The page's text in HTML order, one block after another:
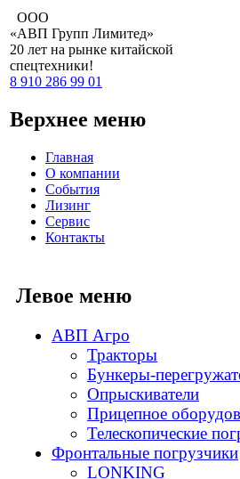
ООО
«АВП Групп Лимитед»
20 лет на рынке китайской
спецтехники!
8 910 286 99 01
Верхнее меню
Главная
О компании
События
Лизинг
Сервис
Контакты
Левое меню
АВП Агро
Тракторы
Бункеры-
Опрыскиватели
Прицепное
Телескопические
Фронтальные погрузчики
LONKING